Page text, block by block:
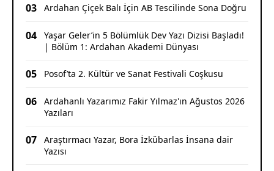
03 Ardahan Çiçek Balı İçin AB Tescilinde Sona Doğru
04
Yaşar Geler’in 5 Bölümlük Dev Yazı Dizisi Başladı!
| Bölüm 1: Ardahan Akademi Dünyası
05 Posof’ta 2. Kültür ve Sanat Festivali Coşkusu
06
Ardahanlı Yazarımız Fakir Yılmaz'ın Ağustos 2026
Yazıları
07
Araştırmacı Yazar, Bora İzkübarlas İnsana dair
Yazısı